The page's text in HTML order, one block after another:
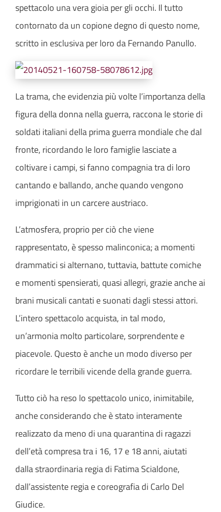
spettacolo una vera gioia per gli occhi. Il tutto
contornato da un copione degno di questo nome,
scritto in esclusiva per loro da Fernando Panullo.
La trama, che evidenzia più volte l’importanza della
figura della donna nella guerra, raccona le storie di
soldati italiani della prima guerra mondiale che dal
fronte, ricordando le loro famiglie lasciate a
coltivare i campi, si fanno compagnia tra di loro
cantando e ballando, anche quando vengono
imprigionati in un carcere austriaco.
L’atmosfera, proprio per ciò che viene
rappresentato, è spesso malinconica; a momenti
drammatici si alternano, tuttavia, battute comiche
e momenti spensierati, quasi allegri, grazie anche ai
brani musicali cantati e suonati dagli stessi attori.
L’intero spettacolo acquista, in tal modo,
un’armonia molto particolare, sorprendente e
piacevole. Questo è anche un modo diverso per
ricordare le terribili vicende della grande guerra.
Tutto ciò ha reso lo spettacolo unico, inimitabile,
anche considerando che è stato interamente
realizzato da meno di una quarantina di ragazzi
dell’età compresa tra i 16, 17 e 18 anni, aiutati
dalla straordinaria regia di Fatima Scialdone,
dall’assistente regia e coreografia di Carlo Del
Giudice.